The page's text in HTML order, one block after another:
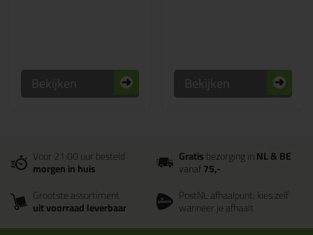
Bekijken Bekijken
Voor 21:00 uur besteld
morgen in huis
Gratisbezorging inNL & BE
vanaf75,-
Grootste assortiment
uit voorraad leverbaar
PostNL afhaalpunt: kies zelf
wanneer je afhaalt